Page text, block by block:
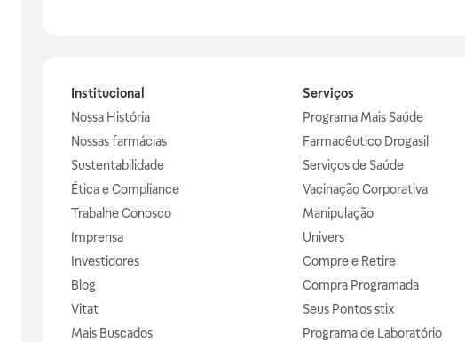
Institucional
Nossa História
Nossas farmácias
Sustentabilidade
Ética e Compliance
Trabalhe Conosco
Imprensa
Investidores
Blog
Vitat
Mais Buscados
Serviços
Programa Mais Saúde
Farmacêutico Drogasil
Serviços de Saúde
Vacinação Corporativa
Manipulação
Univers
Compre e Retire
Compra Programada
Seus Pontos stix
Programa de Laboratório